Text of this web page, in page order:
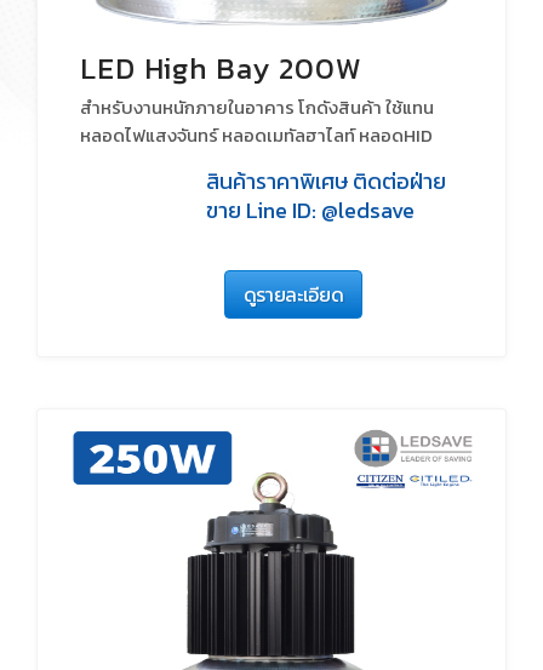
LED High Bay 200W
สำหรับงานหนักภายในอาคาร โกดังสินค้า ใช้แทน
หลอดไฟแสงจันทร์ หลอดเมทัลฮาไลท์ หลอดHID
สินค้าราคาพิเศษ ติดต่อฝ่าย
ขาย Line ID: @ledsave
ดูรายละเอียด